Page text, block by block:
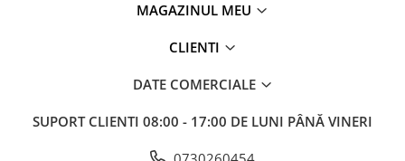
Accesorii polizor umed și uscat
de gravat
MAGAZINUL MEU
CLIENTI
DATE COMERCIALE
SUPORT CLIENTI 08:00 - 17:00 DE LUNI PÂNĂ VINERI